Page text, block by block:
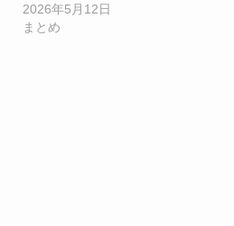
2026年5月12日
まとめ